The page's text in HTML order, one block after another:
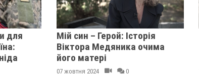
для
Мій син – Герой: Історія
Віктора Медяника очима
його матері
07 жовтня 2024 0